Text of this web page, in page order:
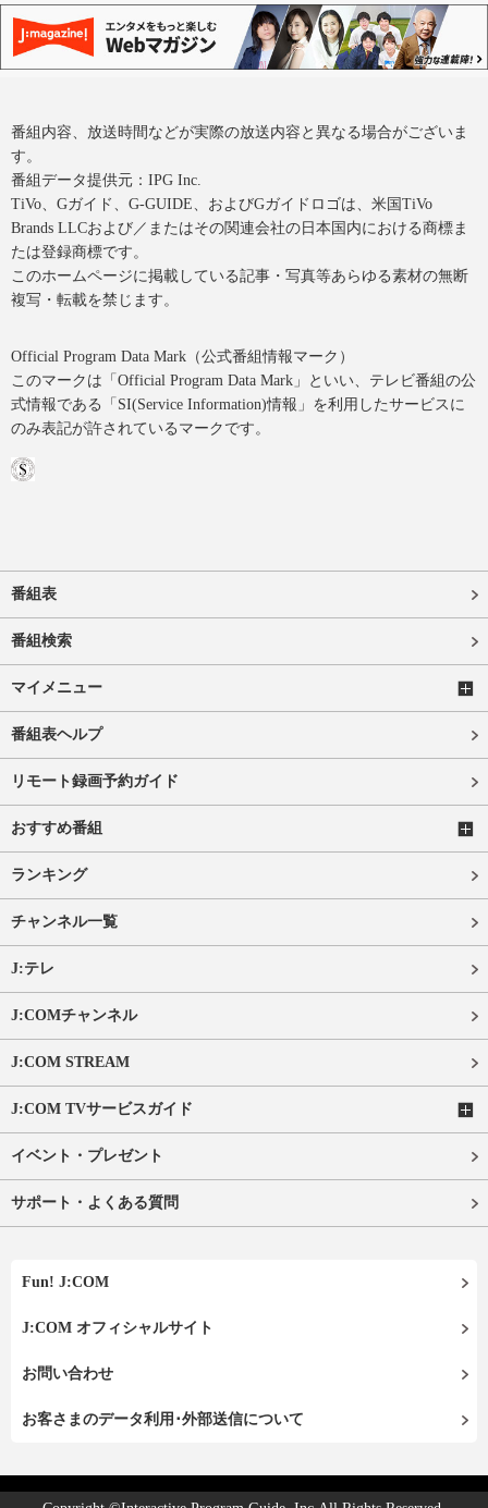
番組内容、放送時間などが実際の放送内容と異なる場合がございま
す。
番組データ提供元：IPG Inc.
TiVo、Gガイド、G-GUIDE、およびGガイドロゴは、米国TiVo
Brands LLCおよび／またはその関連会社の日本国内における商標ま
たは登録商標です。
このホームページに掲載している記事・写真等あらゆる素材の無断
複写・転載を禁じます。
Official Program Data Mark（公式番組情報マーク）
このマークは「Official Program Data Mark」といい、テレビ番組の公
式情報である「SI(Service Information)情報」を利用したサービスに
のみ表記が許されているマークです。
番組表
番組検索
マイメニュー
番組表ヘルプ
リモート録画予約ガイド
おすすめ番組
ランキング
チャンネル一覧
J:テレ
J:COMチャンネル
J:COM STREAM
J:COM TVサービスガイド
イベント・プレゼント
サポート・よくある質問
Fun! J:COM
J:COM オフィシャルサイト
お問い合わせ
お客さまのデータ利用･外部送信について